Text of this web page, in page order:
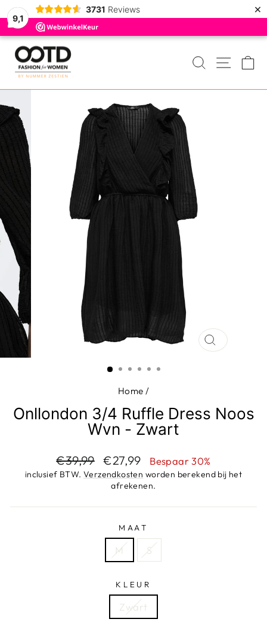
9,1
3731 Reviews ×
Door
naar
ZOEKEN
MENU
SLUIT
Home /
Onllondon 3/4 Ruffle Dress Noos
Wvn - Zwart
Adviesprijs
€39,99 Aanbiedingsprijs
€27,99 Bespaar 30%
inclusief BTW. Verzendkosten worden berekend bij het
afrekenen.
MAAT
M S
KLEUR
Zwart